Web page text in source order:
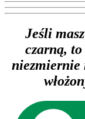
Jeśli
czarną,
niezmiernie